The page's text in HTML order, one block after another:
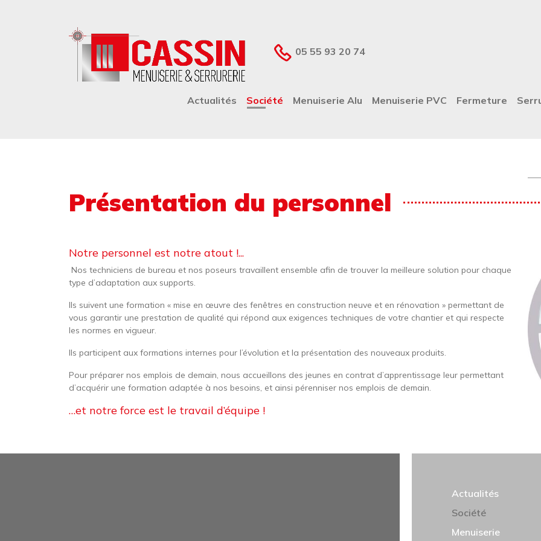
05 55 93 20 74
NAVIGATION PRINCIPALE
Actualités Société Menuiserie Alu Menuiserie PVC Fermeture
Présentation du personnel
Notre personnel est notre atout !...
Nos techniciens de bureau et nos poseurs travaillent ensemble afin de trouver la meilleure solution pour chaque
type d’adaptation aux supports.
Ils suivent une formation « mise en œuvre des fenêtres en construction neuve et en rénovation » permettant de
vous garantir une prestation de qualité qui répond aux exigences techniques de votre chantier et qui respecte
les normes en vigueur.
Ils participent aux formations internes pour l’évolution et la présentation des nouveaux produits.
Pour préparer nos emplois de demain, nous accueillons des jeunes en contrat d’apprentissage leur permettant
d’acquérir une formation adaptée à nos besoins, et ainsi pérenniser nos emplois de demain.
…et notre force est le travail d’équipe !
Actualités
Société
Menuiserie